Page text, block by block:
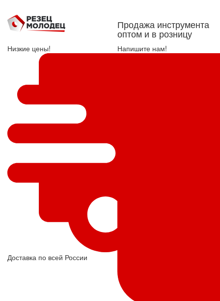
Продажа инструмента
оптом и в розницу
Низкие цены!
Доставка по всей России
Напишите нам!